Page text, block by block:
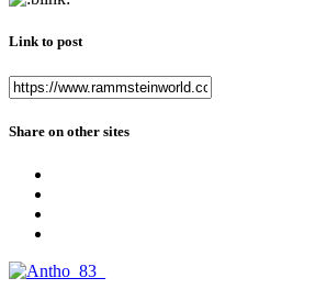
Link to post
Share on other sites